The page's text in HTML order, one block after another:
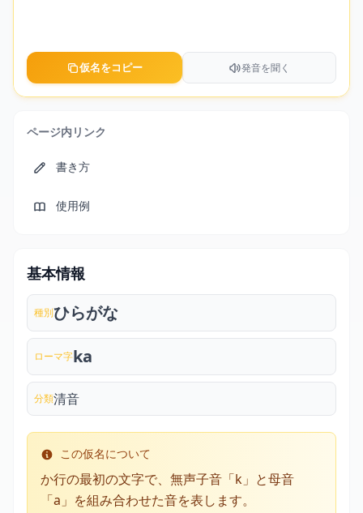
仮名をコピー 発音を聞く
ページ内リンク
書き方
使用例
基本情報
種別ひらがな
ローマ字ka
分類清音
この仮名について
か行の最初の文字で、無声子音「k」と母音
「a」を組み合わせた音を表します。